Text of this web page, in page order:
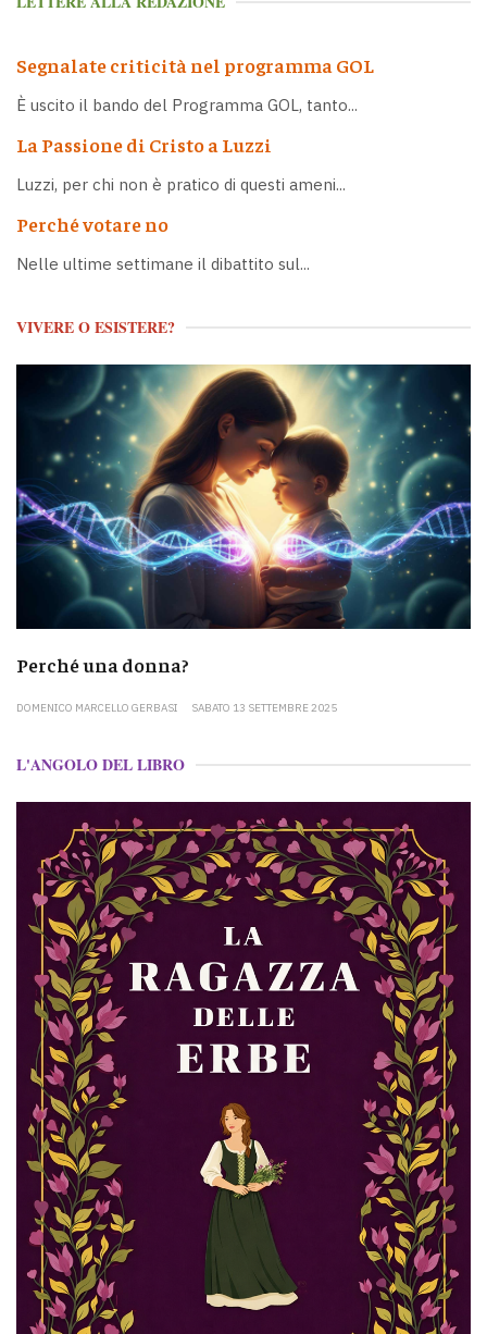
Segnalate criticità nel programma GOL
È uscito il bando del Programma GOL, tanto...
La Passione di Cristo a Luzzi
Luzzi, per chi non è pratico di questi ameni...
Perché votare no
Nelle ultime settimane il dibattito sul...
VIVERE O ESISTERE?
Perché una donna?
DOMENICO MARCELLO GERBASI SABATO 13 SETTEMBRE 2025
L'ANGOLO DEL LIBRO